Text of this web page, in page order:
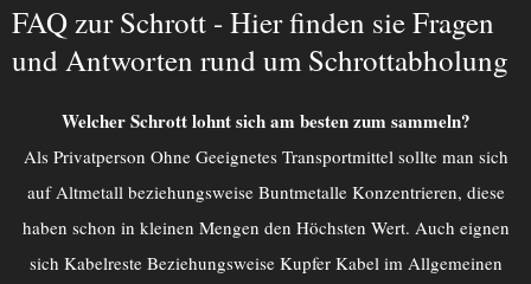
FAQ zur Schrott - Hier finden sie Fragen
und Antworten rund um Schrottabholung
Welcher Schrott lohnt sich am besten zum sammeln?
Als Privatperson Ohne Geeignetes Transportmittel sollte man sich
auf Altmetall beziehungsweise Buntmetalle Konzentrieren, diese
haben schon in kleinen Mengen den Höchsten Wert. Auch eignen
sich Kabelreste Beziehungsweise Kupfer Kabel im Allgemeinen